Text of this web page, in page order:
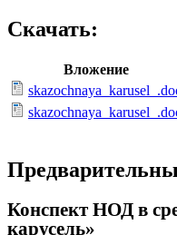
Скачать:
Вложение
Конспект НОД в